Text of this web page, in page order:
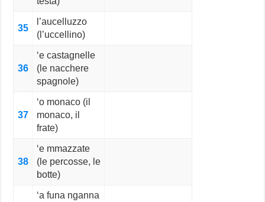
35
l’aucelluzzo
(l’uccellino)
36
‘e castagnelle
(le nacchere
spagnole)
37
‘o monaco (il
monaco, il
frate)
38
‘e mmazzate
(le percosse, le
botte)
‘a funa nganna